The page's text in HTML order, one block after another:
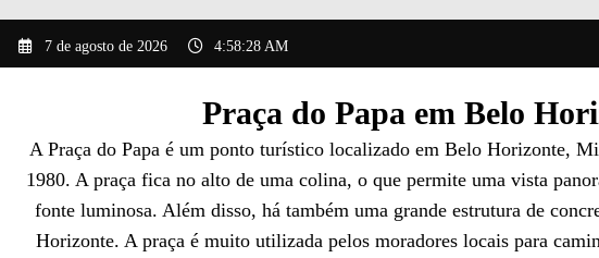
para
7 de agosto de 2026 4:58:29 AM
Praça do Papa em Belo
A Praça do Papa é um ponto turístico localizado em Belo Horizonte,
1980. A praça fica no alto de uma colina, o que permite uma vista
fonte luminosa. Além disso, há também uma grande estrutura de
Horizonte. A praça é muito utilizada pelos moradores locais para